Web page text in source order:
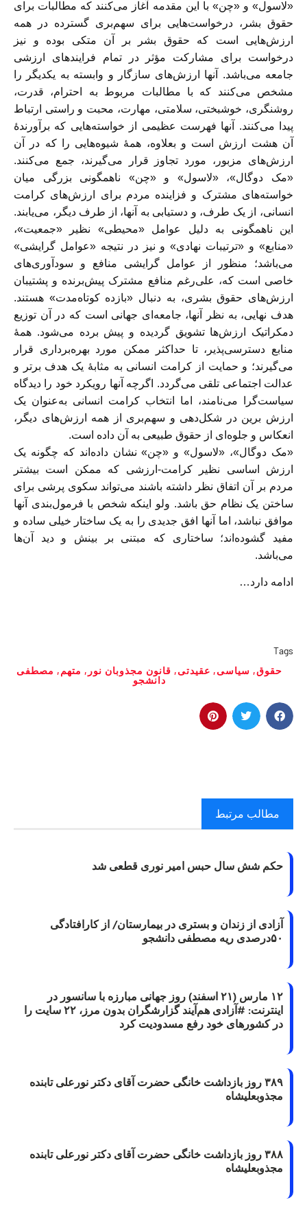
«لاسول» و «چن» با این مقدمه آغاز می‌کنند که مطالبات برای
حقوق بشر، درخواست‌هایی برای سهم‌بری گسترده در همه
ارزش‌هایی است که حقوق بشر بر آن متکی بوده و نیز
درخواست برای مشارکت مؤثر در تمام فرایندهای ارزشی
جامعه می‌باشد. آنها ارزش‌های سازگار و وابسته به یکدیگر را
مشخص می‌کنند که با مطالبات مربوط به احترام، قدرت،
روشنگری، خوشبختی، سلامتی، مهارت، محبت و راستی ارتباط
پیدا می‌کنند. آنها فهرست عظیمی از خواسته‌هایی که برآورندۀ
آن هشت ارزش است و بعلاوه، همۀ شیوه‌هایی را که در آن
ارزش‌های مزبور، مورد تجاوز قرار می‌گیرند، جمع می‌کنند.
«مک دوگال»، «لاسول» و «چن» ناهمگونی بزرگی میان
خواسته‌های مشترک و فزاینده مردم برای ارزش‌های کرامت
انسانی، از یک طرف، و دستیابی به آنها، از طرف دیگر، می‌یابند.
این ناهمگونی به دلیل عوامل «محیطی» نظیر «جمعیت»،
«منابع» و «ترتیبات نهادی» و نیز در نتیجه «عوامل گرایشی»
می‌باشد؛ منظور از عوامل گرایشی منافع و سودآوری‌های
خاصی است که، علی‌رغم منافع مشترک پیش‌برنده و پشتیبان
ارزش‌های حقوق بشری، به دنبال «بازده کوتاه‌مدت» هستند.
هدف نهایی، به نظر آنها، جامعه‌ای جهانی است که در آن توزیع
دمکراتیک ارزش‌ها تشویق گردیده و پیش برده می‌شود. همۀ
منابع دسترسی‌پذیر، تا حداکثر ممکن مورد بهره‌برداری قرار
می‌گیرند؛ و حمایت از کرامت انسانی به مثابۀ یک هدف برتر و
عدالت اجتماعی تلقی می‌گردد. اگرچه آنها رویکرد خود را دیدگاه
سیاست‌گرا می‌نامند، اما انتخاب کرامت انسانی به‌عنوان یک
ارزش برین در شکل‌دهی و سهم‌بری از همه ارزش‌های دیگر،
انعکاس و جلوه‌ای از حقوق طبیعی به آن داده است.
«مک دوگال»، «لاسول» و «چن» نشان داده‌اند که چگونه یک
ارزش اساسی نظیر کرامت-ارزشی که ممکن است بیشتر
مردم بر آن اتفاق نظر داشته باشند می‌تواند سکوی پرشی برای
ساختن یک نظام حق باشد. ولو اینکه شخص با فرمول‌بندی آنها
موافق نباشد، اما آنها افق جدیدی را به یک ساختار خیلی ساده و
مفید گشوده‌اند؛ ساختاری که مبتنی بر بینش و دید آن‌ها
می‌باشد.
ادامه دارد…
Tags
حقوق, سیاسی, عقیدتی, قانون مجذوبان نور , متهم, مصطفی
دانشجو
مطالب مرتبط
حکم شش سال حبس امیر نوری قطعی شد
آزادی از زندان و بستری در بیمارستان/ از کارافتادگی
۵۰درصدی ریه مصطفی دانشجو
۱۲ مارس (۲۱ اسفند) روز جهانی مبارزه با سانسور در
اینترنت: #آزادی هم‌آیند گزارشگران‌ بدون مرز، ۲۲ سایت را
در کشورهای خود رفع مسدودیت کرد
۳۸۹ روز بازداشت خانگی حضرت آقای دکتر نورعلی تابنده
مجذوبعلیشاه
۳۸۸ روز بازداشت خانگی حضرت آقای دکتر نورعلی تابنده
مجذوبعلیشاه